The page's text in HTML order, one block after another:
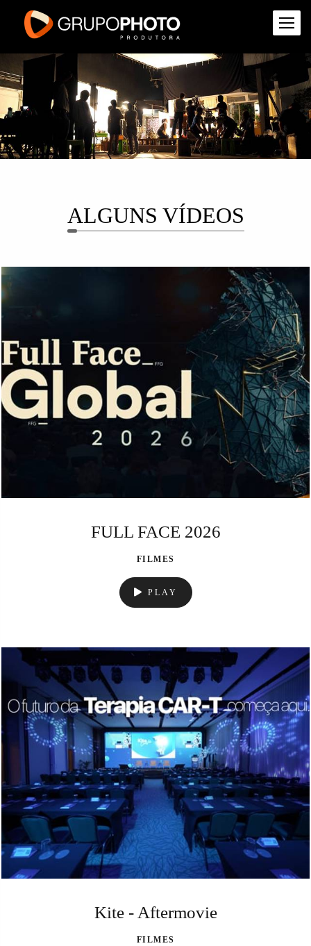
ALGUNS VÍDEOS
FULL FACE 2026
FILMES
PLAY
Kite - Aftermovie
FILMES